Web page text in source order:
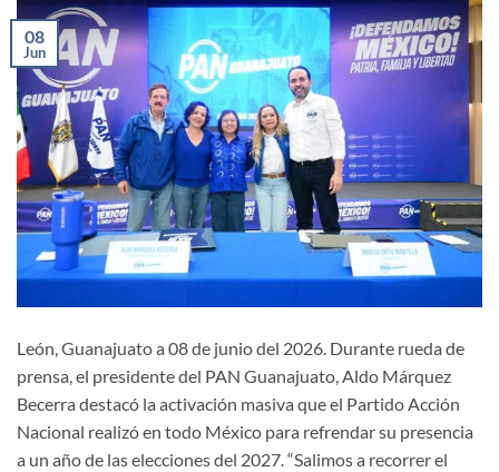
08
Jun
León, Guanajuato a 08 de junio del 2026. Durante rueda de
prensa, el presidente del PAN Guanajuato, Aldo Márquez
Becerra destacó la activación masiva que el Partido Acción
Nacional realizó en todo México para refrendar su presencia
a un año de las elecciones del 2027. “Salimos a recorrer el